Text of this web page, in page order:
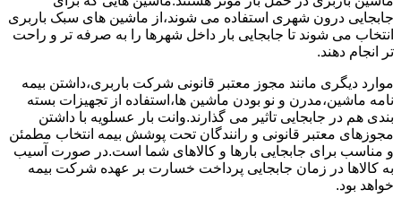
جابجایی درون شهری استفاده می شوند،از ماشین های سبک باربری
انتخاب می شوند تا جابجایی بار داخل شهرها را به صرفه تر و راحت
تر انجام دهند.
موارد دیگری مانند مجوز معتبر قانونی شرکت باربری،داشتن بیمه
نامه ماشین،مدرن و نو بودن ماشین ها،استفاده از تجهیزات بسته
بندی هم در جابجایی تاثیر می گذارند.وانت بار عسلویه با داشتن
مجوزهای معتبر قانونی و رانندگان تحت پوشش بیمه انتخاب مطمئن
و مناسب برای جابجایی بارها و کالاهای شما است.در صورت آسیب
به کالاها در زمان جابجایی پرداخت خسارت بر عهده شرکت بیمه
خواهد بود.